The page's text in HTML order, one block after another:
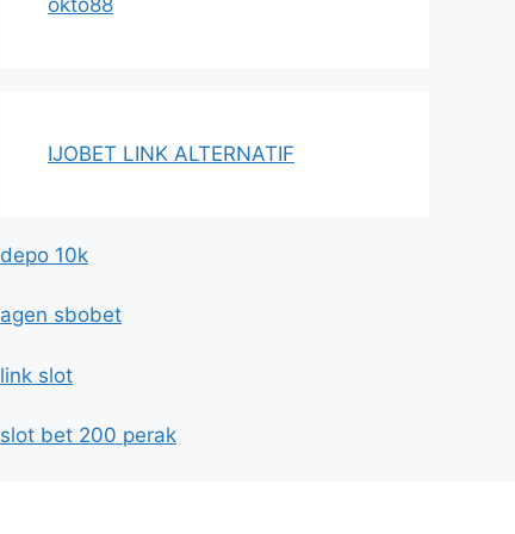
IJOBET LINK ALTERNATIF
depo 10k
agen sbobet
link slot
slot bet 200 perak